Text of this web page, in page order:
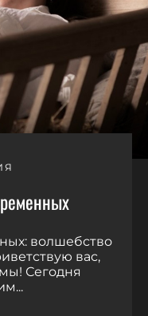
волшебство
вас,
Сегодня